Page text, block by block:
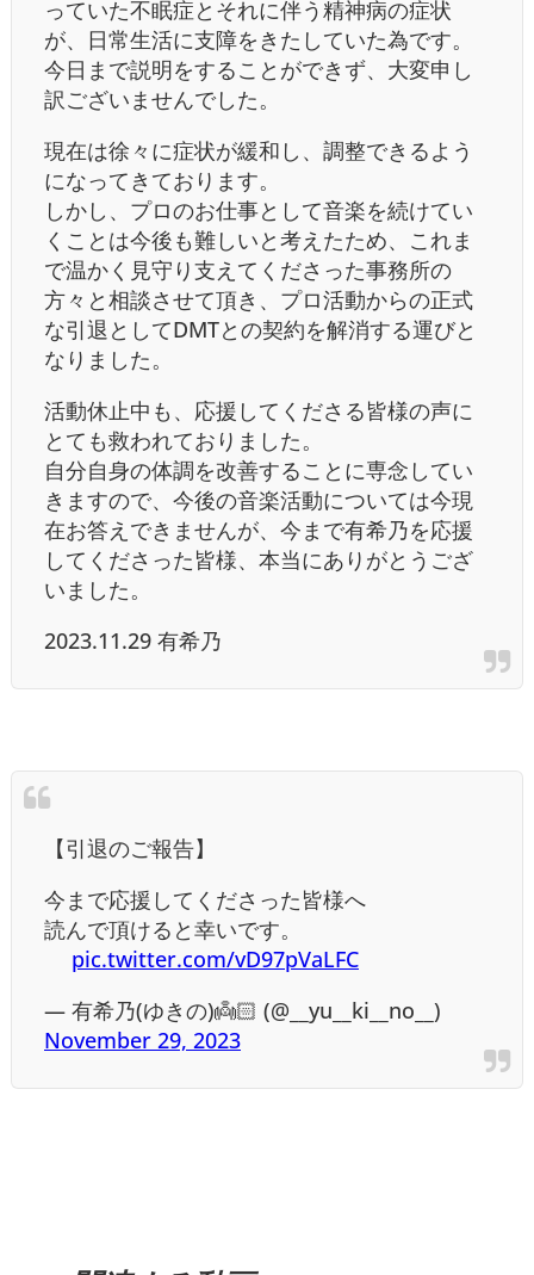
っていた不眠症とそれに伴う精神病の症状
が、日常生活に支障をきたしていた為です。
今日まで説明をすることができず、大変申し
訳ございませんでした。
現在は徐々に症状が緩和し、調整できるよう
になってきております。
しかし、プロのお仕事として音楽を続けてい
くことは今後も難しいと考えたため、これま
で温かく見守り支えてくださった事務所の
方々と相談させて頂き、プロ活動からの正式
な引退としてDMTとの契約を解消する運びと
なりました。
活動休止中も、応援してくださる皆様の声に
とても救われておりました。
自分自身の体調を改善することに専念してい
きますので、今後の音楽活動については今現
在お答えできませんが、今まで有希乃を応援
してくださった皆様、本当にありがとうござ
いました。
2023.11.29 有希乃
【引退のご報告】
今まで応援してくださった皆様へ
読んで頂けると幸いです。
pic.twitter.com/vD97pVaLFC
— 有希乃(ゆきの)👼🏻 (@__yu__ki__no__)
November 29, 2023